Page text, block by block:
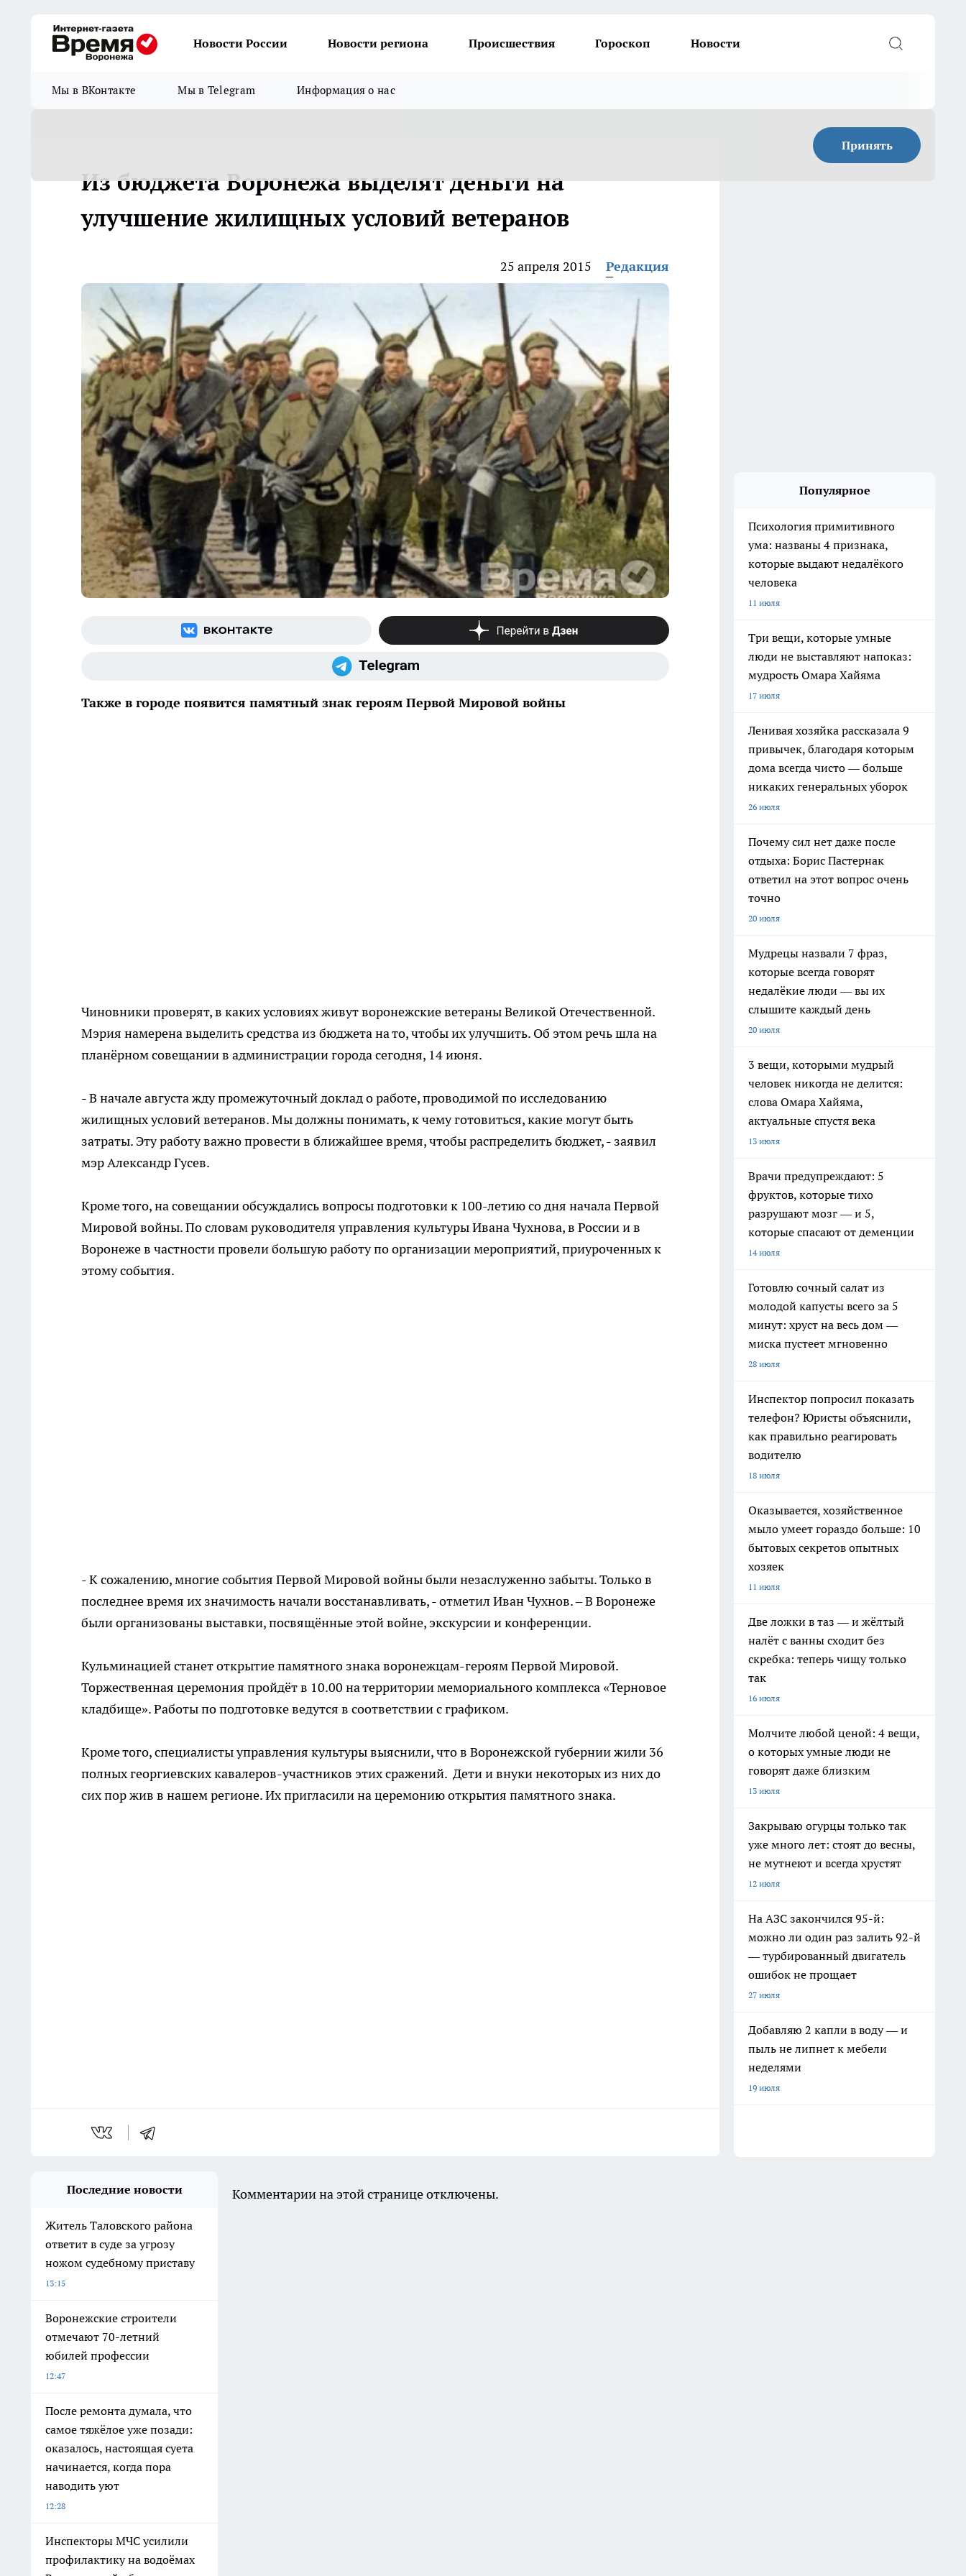
Новости России Новости региона Происшествия Гороскоп Новости
Мы в ВКонтакте Мы в Telegram Информация о нас
Принять
Из бюджета Воронежа выделят деньги на
улучшение жилищных условий ветеранов
25 апреля 2015 Редакция
Также в городе появится памятный знак героям Первой Мировой войны
Чиновники проверят, в каких условиях живут воронежские ветераны Великой Отечественной.
Мэрия намерена выделить средства из бюджета на то, чтобы их улучшить. Об этом речь шла на
планёрном совещании в администрации города сегодня, 14 июня.
- В начале августа жду промежуточный доклад о работе, проводимой по исследованию
жилищных условий ветеранов. Мы должны понимать, к чему готовиться, какие могут быть
затраты. Эту работу важно провести в ближайшее время, чтобы распределить бюджет, - заявил
мэр Александр Гусев.
Кроме того, на совещании обсуждались вопросы подготовки к 100-летию со дня начала Первой
Мировой войны. По словам руководителя управления культуры Ивана Чухнова, в России и в
Воронеже в частности провели большую работу по организации мероприятий, приуроченных к
этому события.
- К сожалению, многие события Первой Мировой войны были незаслуженно забыты. Только в
последнее время их значимость начали восстанавливать, - отметил Иван Чухнов. – В Воронеже
были организованы выставки, посвящённые этой войне, экскурсии и конференции.
Кульминацией станет открытие памятного знака воронежцам-героям Первой Мировой.
Торжественная церемония пройдёт в 10.00 на территории мемориального комплекса «Терновое
кладбище». Работы по подготовке ведутся в соответствии с графиком.
Кроме того, специалисты управления культуры выяснили, что в Воронежской губернии жили 36
полных георгиевских кавалеров-участников этих сражений. Дети и внуки некоторых из них до
сих пор жив в нашем регионе. Их пригласили на церемонию открытия памятного знака.
Популярное
Психология примитивного
ума: названы 4 признака,
которые выдают недалёкого
человека
11 июля
Три вещи, которые умные
люди не выставляют напоказ:
мудрость Омара Хайяма
17 июля
Ленивая хозяйка рассказала 9
привычек, благодаря которым
дома всегда чисто — больше
никаких генеральных уборок
26 июля
Почему сил нет даже после
отдыха: Борис Пастернак
ответил на этот вопрос очень
точно
20 июля
Мудрецы назвали 7 фраз,
которые всегда говорят
недалёкие люди — вы их
слышите каждый день
20 июля
3 вещи, которыми мудрый
человек никогда не делится:
слова Омара Хайяма,
актуальные спустя века
13 июля
Врачи предупреждают: 5
фруктов, которые тихо
разрушают мозг — и 5,
которые спасают от деменции
14 июля
Готовлю сочный салат из
молодой капусты всего за 5
минут: хруст на весь дом —
миска пустеет мгновенно
28 июля
Инспектор попросил показать
телефон? Юристы объяснили,
как правильно реагировать
водителю
18 июля
Оказывается, хозяйственное
мыло умеет гораздо больше: 10
бытовых секретов опытных
хозяек
11 июля
Две ложки в таз — и жёлтый
налёт с ванны сходит без
скребка: теперь чищу только
так
16 июля
Молчите любой ценой: 4 вещи,
о которых умные люди не
говорят даже близким
13 июля
Закрываю огурцы только так
уже много лет: стоят до весны,
не мутнеют и всегда хрустят
12 июля
На АЗС закончился 95-й:
можно ли один раз залить 92-й
— турбированный двигатель
ошибок не прощает
27 июля
Добавляю 2 капли в воду — и
пыль не липнет к мебели
неделями
19 июля
Последние новости
Житель Таловского района
ответит в суде за угрозу
ножом судебному приставу
13:15
Воронежские строители
отмечают 70-летний
юбилей профессии
12:47
После ремонта думала, что
самое тяжёлое уже позади:
оказалось, настоящая суета
начинается, когда пора
наводить уют
12:28
Инспекторы МЧС усилили
профилактику на водоёмах
Комментарии на этой странице отключены.